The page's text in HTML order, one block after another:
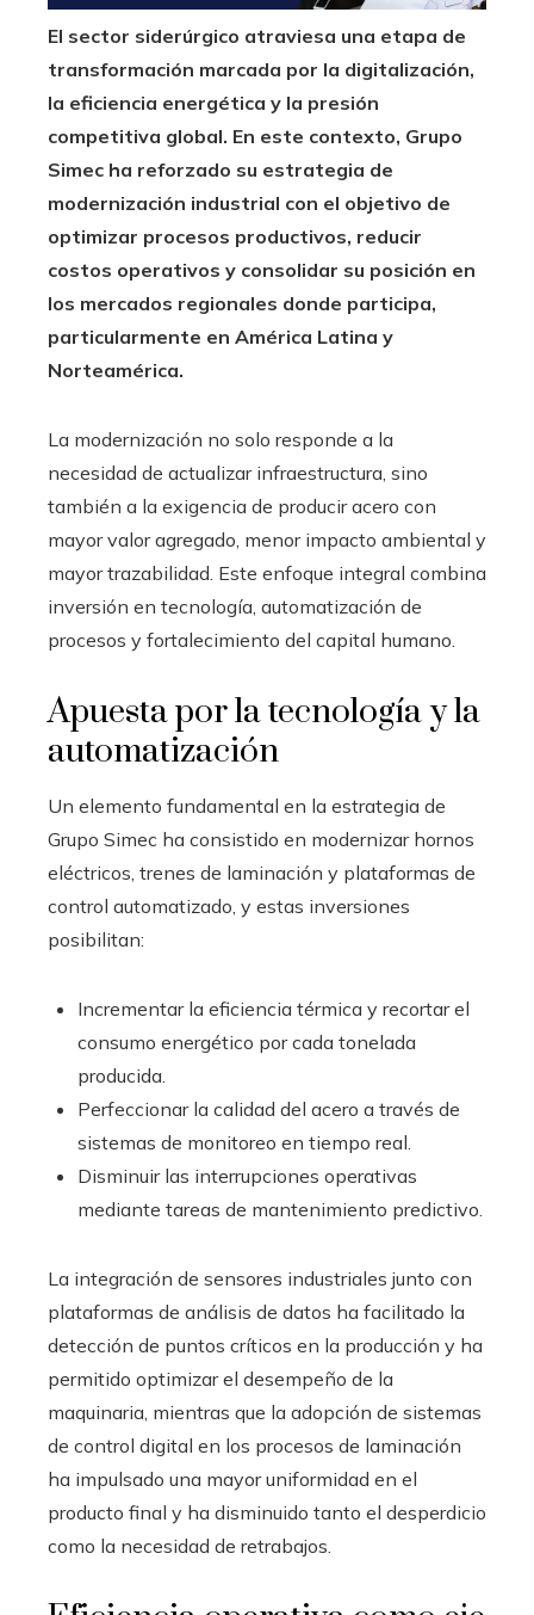
El sector siderúrgico atraviesa una etapa de
transformación marcada por la digitalización,
la eficiencia energética y la presión
competitiva global. En este contexto, Grupo
Simec ha reforzado su estrategia de
modernización industrial con el objetivo de
optimizar procesos productivos, reducir
costos operativos y consolidar su posición en
los mercados regionales donde participa,
particularmente en América Latina y
Norteamérica.
La modernización no solo responde a la
necesidad de actualizar infraestructura, sino
también a la exigencia de producir acero con
mayor valor agregado, menor impacto ambiental y
mayor trazabilidad. Este enfoque integral combina
inversión en tecnología, automatización de
procesos y fortalecimiento del capital humano.
Apuesta por la tecnología y la
automatización
Un elemento fundamental en la estrategia de
Grupo Simec ha consistido en modernizar hornos
eléctricos, trenes de laminación y plataformas de
control automatizado, y estas inversiones
posibilitan:
Incrementar la eficiencia térmica y recortar el
consumo energético por cada tonelada
producida.
Perfeccionar la calidad del acero a través de
sistemas de monitoreo en tiempo real.
Disminuir las interrupciones operativas
mediante tareas de mantenimiento predictivo.
La integración de sensores industriales junto con
plataformas de análisis de datos ha facilitado la
detección de puntos críticos en la producción y ha
permitido optimizar el desempeño de la
maquinaria, mientras que la adopción de sistemas
de control digital en los procesos de laminación
ha impulsado una mayor uniformidad en el
producto final y ha disminuido tanto el desperdicio
como la necesidad de retrabajos.